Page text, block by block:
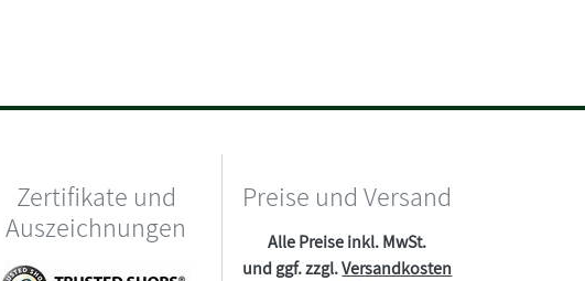
Zertifikate und
Auszeichnungen
Preise und Versand
Alle Preise inkl. MwSt.
und ggf. zzgl.Versandkosten